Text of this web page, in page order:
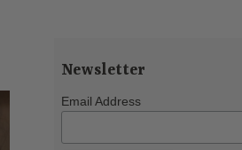
Newsletter
Email Address